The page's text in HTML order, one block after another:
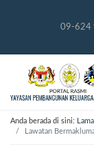
09-624
Anda berada di sini:
Lawatan